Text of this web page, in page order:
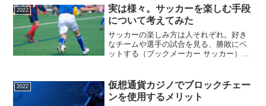
す。最も人気のある通貨の1つは、暗号通
貨です。デジタルなので、口...
2022
実は様々。サッカーを楽しむ手段
について考えてみた
サッカーの楽しみ方は人それぞれ。好き
なチームや選手の試合を見る、勝敗にベ
ットする（ブックメーカー サッカー）、
様々な角度からサッカーを楽しんでみま
せんか？スタジアムで観...
2022
仮想通貨カジノでブロックチェー
ンを使用するメリット